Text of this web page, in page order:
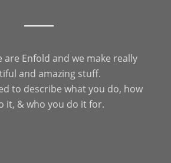
are Enfold and we make really
and amazing stuff.
to describe what you do, how
it, & who you do it for.